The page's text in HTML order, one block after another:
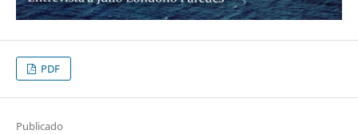
PDF
Publicado